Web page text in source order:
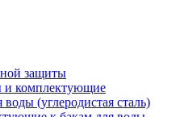
защиты
и комплектующие
воды (углеродистая сталь)